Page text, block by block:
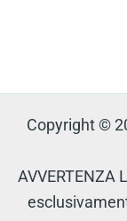
Copyright ©
AVVERTENZA